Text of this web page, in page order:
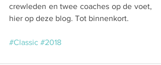
crewleden en twee coaches op de voet,
hier op deze blog. Tot binnenkort.
#Classic #2018